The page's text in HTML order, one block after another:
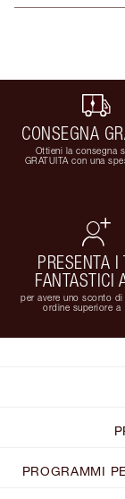
CONSEGNA
Ottieni la consegna
GRATUITA con una
PRESENTA I
FANTASTICI
per avere uno sconto
ordine superiore a
PROGRAMMI